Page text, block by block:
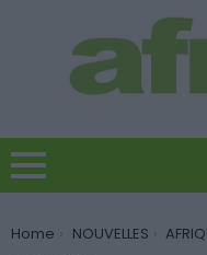
You are here:
Home NOUVELLES